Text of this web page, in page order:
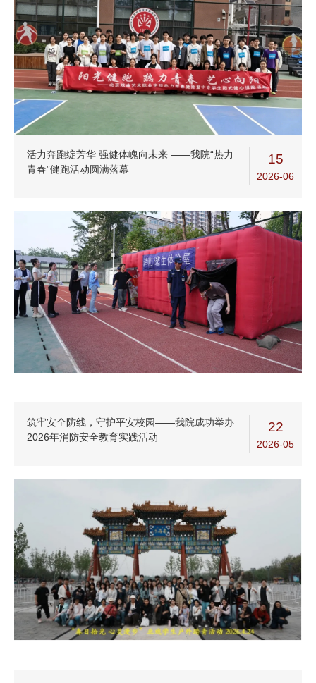
活力奔跑绽芳华 强健体魄向未来 ——我院“热力
青春”健跑活动圆满落幕
15
2026-06
筑牢安全防线，守护平安校园——我院成功举办
2026年消防安全教育实践活动
22
2026-05